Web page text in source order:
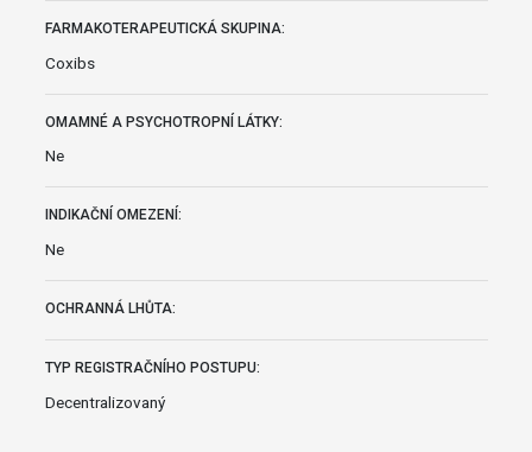
FARMAKOTERAPEUTICKÁ SKUPINA:
Coxibs
OMAMNÉ A PSYCHOTROPNÍ LÁTKY:
Ne
INDIKAČNÍ OMEZENÍ:
Ne
OCHRANNÁ LHŮTA:
TYP REGISTRAČNÍHO POSTUPU:
Decentralizovaný